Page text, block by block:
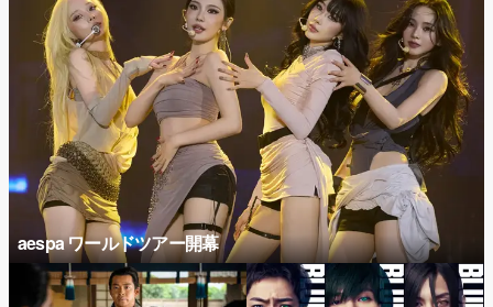
aespa ワールドツアー開幕